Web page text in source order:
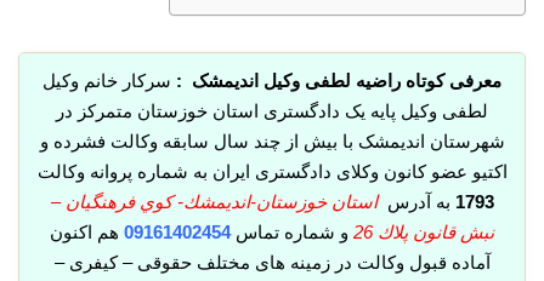
معرفی کوتاه راضیه لطفی وکیل اندیمشک : سرکار خانم وکیل
لطفی وکیل پایه یک دادگستری استان خوزستان متمرکز در
شهرستان اندیمشک با بیش از چند سال سابقه وکالت فشرده و
اکتیو عضو کانون وکلای دادگستری ایران به شماره پروانه وکالت
1793 به آدرساستان خوزستان-انديمشك- كوي فرهنگيان –
نبش قانون پلاك 26
و شماره تماس09161402454 هم اکنون
آماده قبول وکالت در زمینه های مختلف حقوقی – کیفری –